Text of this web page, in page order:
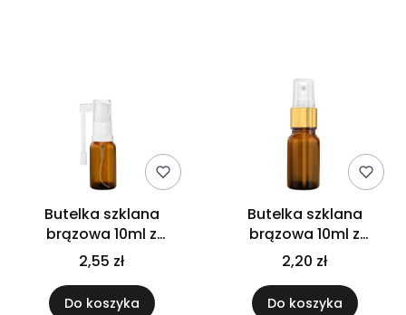
Butelka szklana
brązowa 10ml z
atomizerem do gardła
2,55 zł
Do koszyka
Butelka szklana
brązowa 10ml z
atomizerem złotym
2,20 zł
Do koszyka